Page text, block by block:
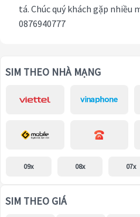
tá. Chúc quý khách gặp nhiều
0876940777
SIM THEO NHÀ MẠNG
09x 08x 07x
SIM THEO GIÁ